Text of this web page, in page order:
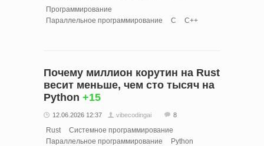
Программирование
Параллельное программирование
C C++
Почему миллион корутин на Rust
весит меньше, чем сто тысяч на
Python +15
12.06.2026 12:37 vibecodingai 8
Rust
Системное программирование
Параллельное программирование
Python